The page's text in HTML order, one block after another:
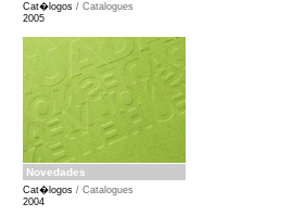
Cat�logos / Catalogues
2005
Novedades
Cat�logos / Catalogues
2004